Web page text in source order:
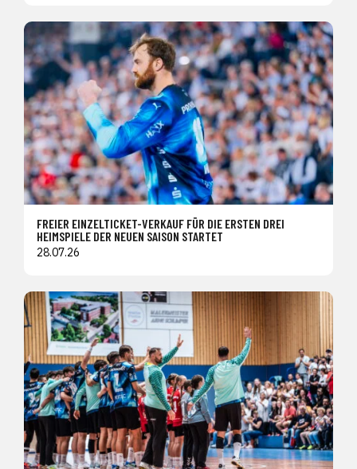
FREIER EINZELTICKET-VERKAUF FÜR DIE ERSTEN DREI
HEIMSPIELE DER NEUEN SAISON STARTET
28.07.26